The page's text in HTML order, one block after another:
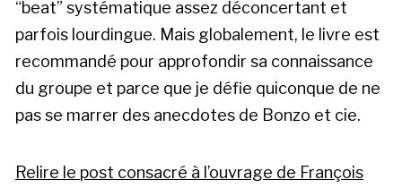
“beat” systématique assez déconcertant et
parfois lourdingue. Mais globalement, le livre est
recommandé pour approfondir sa connaissance
du groupe et parce que je défie quiconque de ne
pas se marrer des anecdotes de Bonzo et cie.
Relire le post consacré à l’ouvrage de François